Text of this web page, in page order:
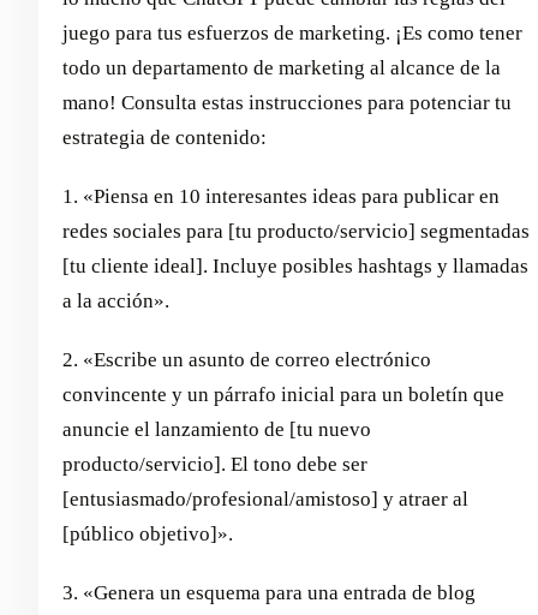
juego para tus esfuerzos de marketing. ¡Es como tener
todo un departamento de marketing al alcance de la
mano! Consulta estas instrucciones para potenciar tu
estrategia de contenido:
1. «Piensa en 10 interesantes ideas para publicar en
redes sociales para [tu producto/servicio] segmentadas
[tu cliente ideal]. Incluye posibles hashtags y llamadas
a la acción».
2. «Escribe un asunto de correo electrónico
convincente y un párrafo inicial para un boletín que
anuncie el lanzamiento de [tu nuevo
producto/servicio]. El tono debe ser
[entusiasmado/profesional/amistoso] y atraer al
[público objetivo]».
3. «Genera un esquema para una entrada de blog